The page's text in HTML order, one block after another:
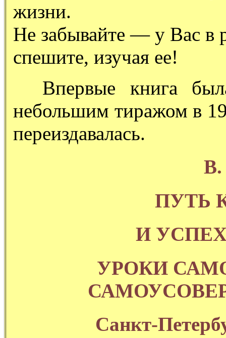
жизни.
Не забывайте — у Вас в
спешите, изучая ее!
Впервые книга
небольшим тиражом в
переиздавалась.
В.
ПУТЬ
И
УРОКИ
Санкт-